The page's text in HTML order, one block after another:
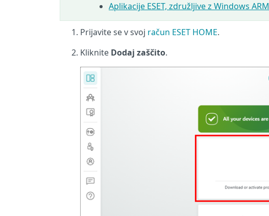
Aplikacije ESET, združljive z Windows ARM
Prijavite se v svoj račun ESET HOME.
Kliknite Dodaj zaščito.